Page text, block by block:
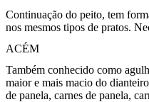
Continuação do peito, tem
nos mesmos tipos de pratos.
ACÉM
Também conhecido como
maior e mais macio do
de panela, carnes de panela,